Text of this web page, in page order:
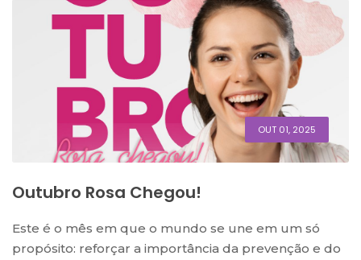
OUT 01, 2025
Outubro Rosa Chegou!
Este é o mês em que o mundo se une em um só
propósito: reforçar a importância da prevenção e do